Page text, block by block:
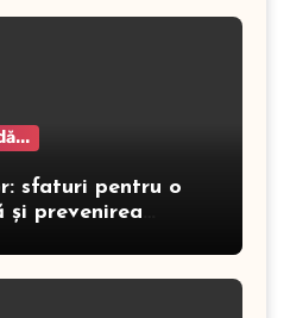
sfaturi pentru o
și prevenirea